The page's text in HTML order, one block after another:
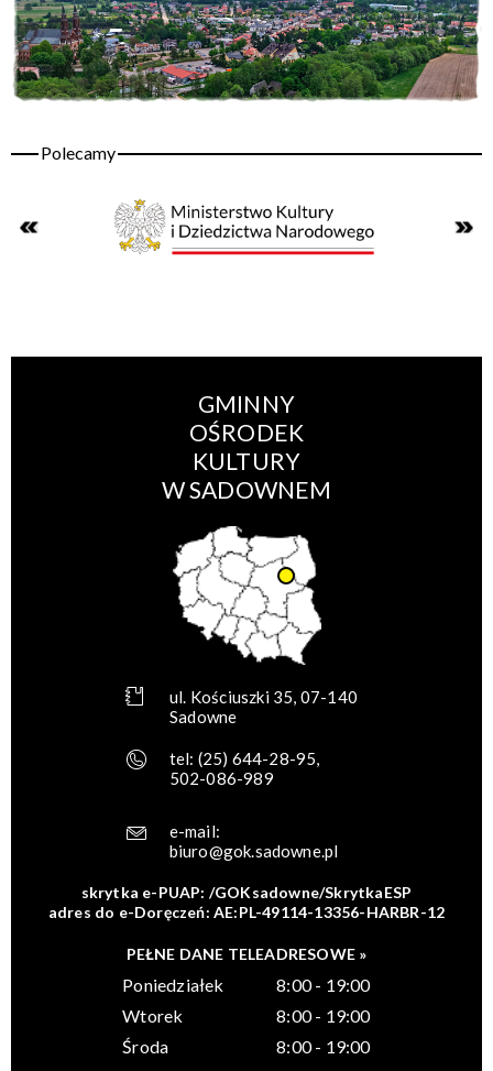
GMINNY
OŚRODEK
KULTURY
W SADOWNEM
ul. Kościuszki 35, 07-140
Sadowne
tel: (25) 644-28-95,
502-086-989
e-mail:
biuro@gok.sadowne.pl
skrytka e-PUAP: /GOKsadowne/SkrytkaESP
adres do e-Doręczeń: AE:PL-49114-13356-HARBR-12
PEŁNE DANE TELEADRESOWE »
Poniedziałek
8:00 - 19:00
Wtorek
8:00 - 19:00
Środa
8:00 - 19:00